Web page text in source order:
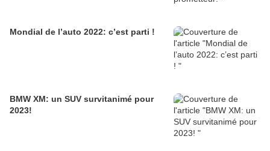
Mondial de l’auto 2022: c’est parti !
BMW XM: un SUV survitanimé pour
2023!